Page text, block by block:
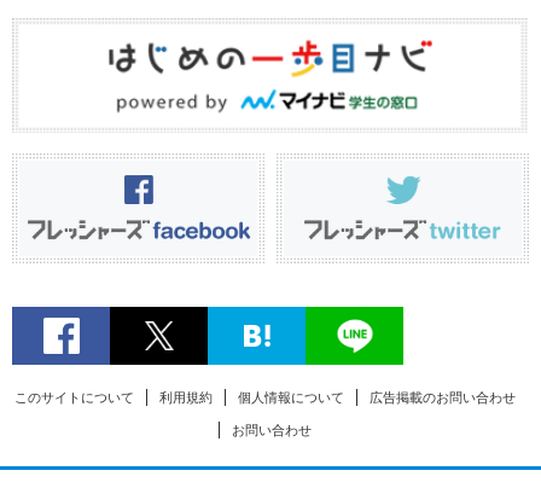
このサイトについて 利用規約 個人情報について 広告掲載のお問い合わせ
お問い合わせ